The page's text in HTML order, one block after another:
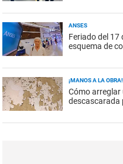
ANSES
Feriado del 17
esquema de
¡MANOS A LA OBRA!
Cómo arreglar
descascarada